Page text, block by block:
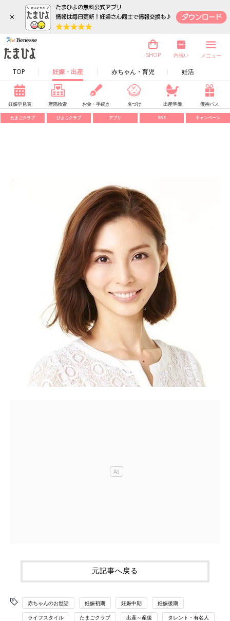
×
TOP 妊娠・出産 赤ちゃん・育児 妊活
SHOP 内祝い メニュー
妊娠早見表 産院検索 お金・手続き 名づけ 出産準備 優待パス
たまごクラブ ひよこクラブ アプリ SNS キャンペーン
元記事へ戻る
赤ちゃんのお世話 妊娠初期 妊娠中期 妊娠後期
ライフスタイル たまごクラブ 出産～産後 タレント・有名人